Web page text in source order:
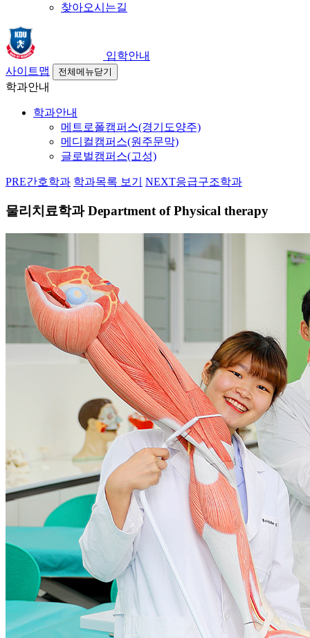
찾아오시는길
입학안내
사이트맵
전체메뉴닫기
학과안내
학과안내
메트로폴캠퍼스(경기도양주)
메디컬캠퍼스(원주문막)
글로벌캠퍼스(고성)
PRE간호학과 학과목록 보기 NEXT응급구조학과
물리치료학과 Department of Physical therapy